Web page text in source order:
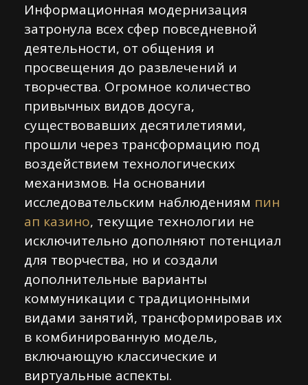
Информационная модернизация
затронула всех сфер повседневной
деятельности, от общения и
просвещения до развлечений и
творчества. Огромное количество
привычных видов досуга,
существовавших десятилетиями,
прошли через трансформацию под
воздействием технологических
механизмов. На основании
исследовательским наблюдениям пин
ап казино, текущие технологии не
исключительно дополняют потенциал
для творчества, но и создали
дополнительные варианты
коммуникации с традиционными
видами занятий, трансформировав их
в комбинированную модель,
включающую классические и
виртуальные аспекты.